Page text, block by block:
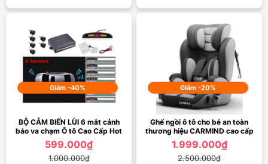
Giảm -40%
BỘ CẢM BIẾN LÙI 6 mắt cảnh
báo va chạm Ô tô Cao Cấp Hot
599.000₫
1.000.000₫
Giảm -20%
Ghế ngồi ô tô cho bé an toàn
thương hiệu CARMIND cao cấp
1.999.000₫
2.500.000₫